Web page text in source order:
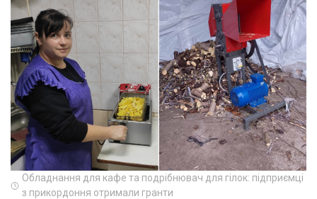
Обладнання для кафе та подрібнювач для гілок: підприємці
з прикордоння отримали гранти